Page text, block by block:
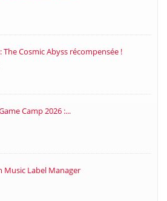
The Cosmic Abyss récompensée !
Camp 2026 :...
Music Label Manager